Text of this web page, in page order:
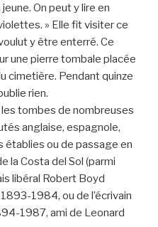
On peut y lire en
» Elle fit visiter ce
y être enterré. Ce
une pierre tombale placée
cimetière. Pendant quinze
rien.
tombes de nombreuses
anglaise, espagnole,
établies ou de passage en
la Costa del Sol (parmi
libéral Robert Boyd
1984, ou de l’écrivain
1987, ami de Leonard